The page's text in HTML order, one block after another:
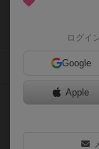
ログイ
Google
Apple
掲示板・トピ
ボドとも・会
ボードゲーム
ボドゲーマご